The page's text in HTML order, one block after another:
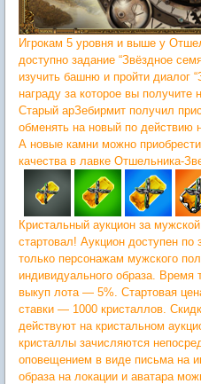
Игрокам 5 уровня и выше у
доступно задание “Звёздное
изучить башню и пройти диалог
награду за которое вы получите
Старый арЗебирмит получил
обменять на новый по действию
А новые камни можно
качества в лавке Отшельника-
Кристальный аукцион за
стартовал! Аукцион доступен по
только персонажам мужского
индивидуального образа. Время
выкуп лота — 5%. Стартовая
ставки — 1000 кристаллов.
действуют на кристальном
кристаллы зачисляются
оповещением в виде письма на
образа на локации и аватара